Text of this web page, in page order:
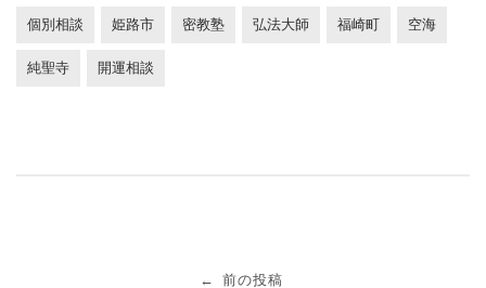
個別相談 姫路市 密教塾 弘法大師 福崎町 空海
純聖寺 開運相談
← 前の投稿